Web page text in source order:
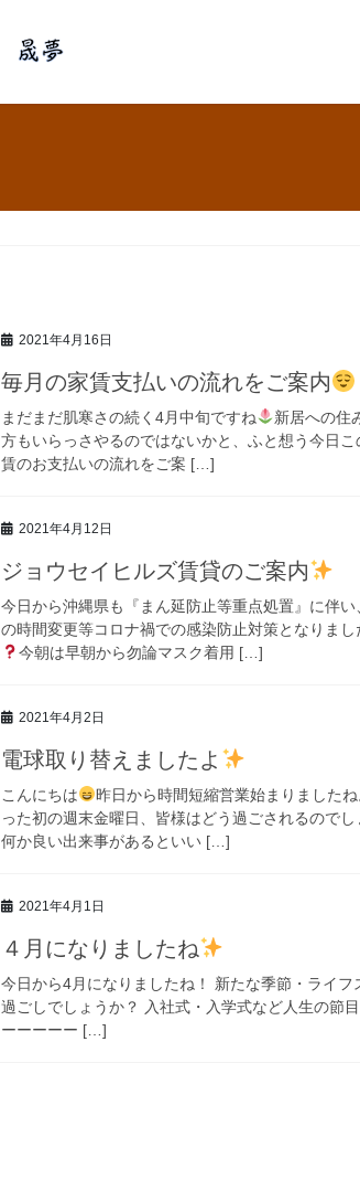
2021年4月16日
毎月の家賃支払いの流れをご案内
まだまだ肌寒さの続く4月中旬ですね
新居への住
方もいらっさやるのではないかと、ふと想う今日こ
賃のお支払いの流れをご案 […]
2021年4月12日
ジョウセイヒルズ賃貸のご案内
今日から沖縄県も『まん延防止等重点処置』に伴
の時間変更等コロナ禍での感染防止対策となりまし
今朝は早朝から勿論マスク着用 […]
2021年4月2日
電球取り替えましたよ
こんにちは
昨日から時間短縮営業始まりました
った初の週末金曜日、皆様はどう過ごされるので
何か良い出来事があるといい […]
2021年4月1日
４月になりましたね
今日から4月になりましたね！ 新たな季節・ライフ
過ごしでしょうか？ 入社式・入学式など人生の節
ーーーーー […]